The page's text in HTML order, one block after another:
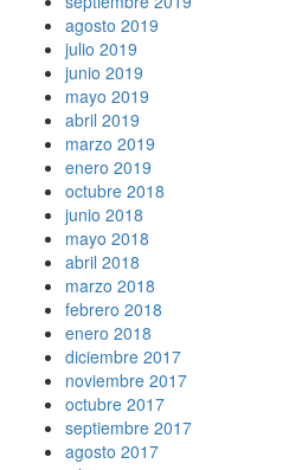
agosto 2019
julio 2019
junio 2019
mayo 2019
abril 2019
marzo 2019
enero 2019
octubre 2018
junio 2018
mayo 2018
abril 2018
marzo 2018
febrero 2018
enero 2018
diciembre 2017
noviembre 2017
octubre 2017
septiembre 2017
agosto 2017